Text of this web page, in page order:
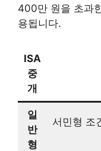
400만 원을 초과
용됩니다.
ISA
중
개
일
반
형
서민형 조